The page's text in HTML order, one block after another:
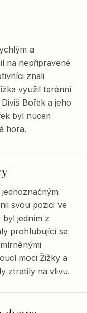
a
na nepřipravené
znali
využil terénní
Bořek a jeho
byl nucen
hora.
svou pozici ve
jedním z
prohlubující se
moci Žižky a
ztratily na vlivu.